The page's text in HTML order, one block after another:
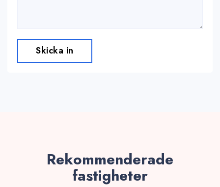
Skicka in
Rekommenderade
fastigheter